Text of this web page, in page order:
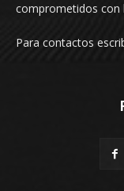
comprometidos con
Para contactos